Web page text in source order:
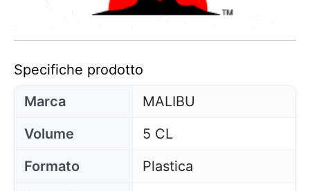
Specifiche prodotto
Marca
MALIBU
Volume
5 CL
Formato
Plastica